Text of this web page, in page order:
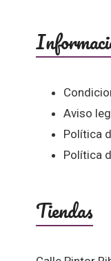
Aviso
Política
Política
Tiendas